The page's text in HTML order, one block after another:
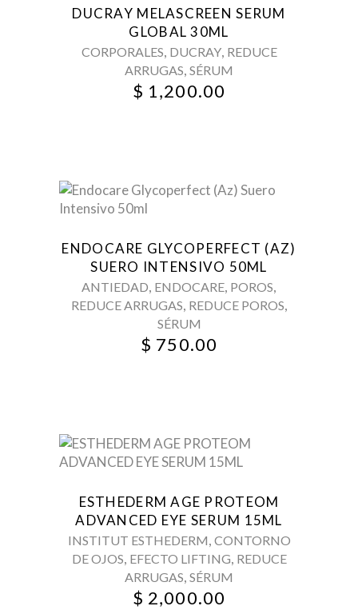
DUCRAY MELASCREEN SERUM
GLOBAL 30ML
CORPORALES, DUCRAY, REDUCE
ARRUGAS, SÉRUM
$ 1,200.00
ENDOCARE GLYCOPERFECT (AZ)
SUERO INTENSIVO 50ML
ANTIEDAD, ENDOCARE, POROS,
REDUCE ARRUGAS, REDUCE POROS,
SÉRUM
$ 750.00
ESTHEDERM AGE PROTEOM
ADVANCED EYE SERUM 15ML
INSTITUT ESTHEDERM, CONTORNO
DE OJOS, EFECTO LIFTING, REDUCE
ARRUGAS, SÉRUM
$ 2,000.00